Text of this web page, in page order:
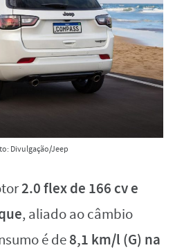
Divulgação/Jeep
2.0 flex de 166 cv e
, aliado ao câmbio
é de8,1 km/l (G) na